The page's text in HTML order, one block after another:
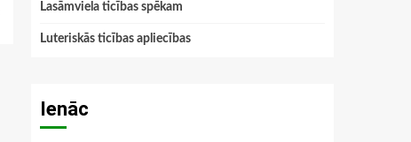
Lasāmviela ticības spēkam
Luteriskās ticības apliecības
Ienāc